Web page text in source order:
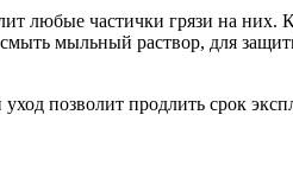
любые частички грязи на них.
мыльный раствор, для
позволит продлить срок